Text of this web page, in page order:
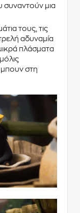
συναντούν μια
τους, τις
αδυναμία
πλάσματα
στη